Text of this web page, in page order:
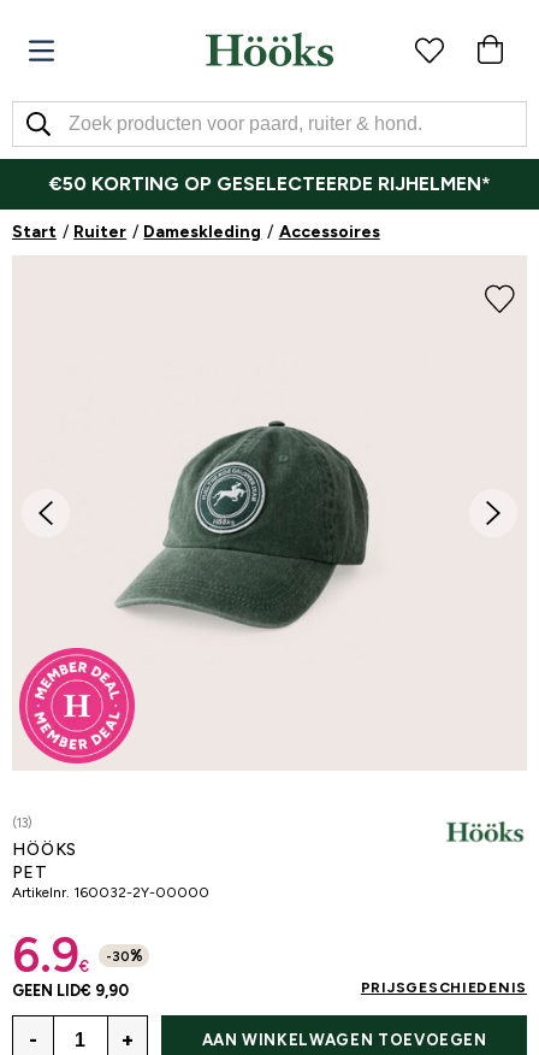
€50 KORTING OP GESELECTEERDE RIJHELMEN*
Start Ruiter Dameskleding Accessoires
(13)
HÖÖKS
PET
Artikelnr. 160032-2Y-00000
6.9€
-30%
GEEN LID€ 9,90 PRIJSGESCHIEDENIS
- + AAN WINKELWAGEN TOEVOEGEN